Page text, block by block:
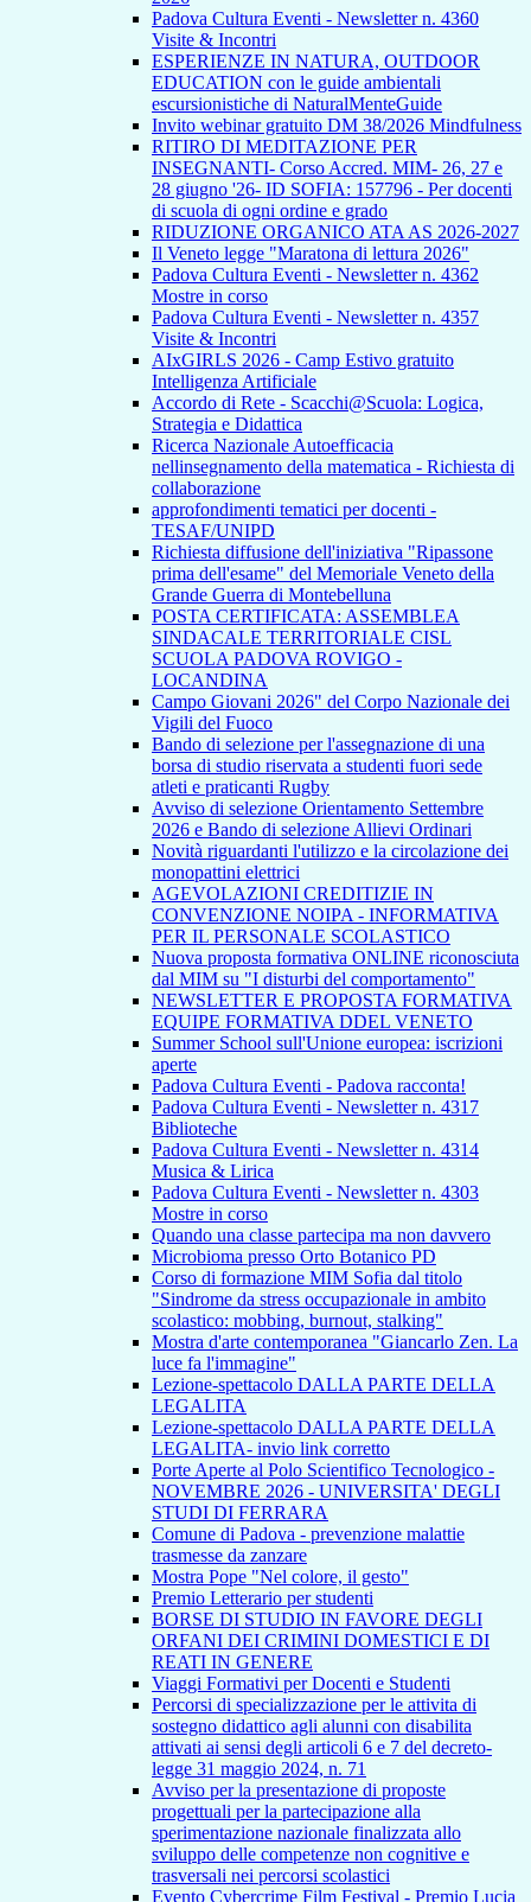
Padova Cultura Eventi - Newsletter n. 4360
Visite & Incontri
ESPERIENZE IN NATURA, OUTDOOR
EDUCATION con le guide ambientali
escursionistiche di NaturalMenteGuide
Invito webinar gratuito DM 38/2026 Mindfulness
RITIRO DI MEDITAZIONE PER
INSEGNANTI- Corso Accred. MIM- 26, 27 e
28 giugno '26- ID SOFIA: 157796 - Per docenti
di scuola di ogni ordine e grado
RIDUZIONE ORGANICO ATA AS 2026-2027
Il Veneto legge "Maratona di lettura 2026"
Padova Cultura Eventi - Newsletter n. 4362
Mostre in corso
Padova Cultura Eventi - Newsletter n. 4357
Visite & Incontri
AIxGIRLS 2026 - Camp Estivo gratuito
Intelligenza Artificiale
Accordo di Rete - Scacchi@Scuola: Logica,
Strategia e Didattica
Ricerca Nazionale Autoefficacia
nellinsegnamento della matematica - Richiesta di
collaborazione
approfondimenti tematici per docenti -
TESAF/UNIPD
Richiesta diffusione dell'iniziativa "Ripassone
prima dell'esame" del Memoriale Veneto della
Grande Guerra di Montebelluna
POSTA CERTIFICATA: ASSEMBLEA
SINDACALE TERRITORIALE CISL
SCUOLA PADOVA ROVIGO -
LOCANDINA
Campo Giovani 2026" del Corpo Nazionale dei
Vigili del Fuoco
Bando di selezione per l'assegnazione di una
borsa di studio riservata a studenti fuori sede
atleti e praticanti Rugby
Avviso di selezione Orientamento Settembre
2026 e Bando di selezione Allievi Ordinari
Novità riguardanti l'utilizzo e la circolazione dei
monopattini elettrici
AGEVOLAZIONI CREDITIZIE IN
CONVENZIONE NOIPA - INFORMATIVA
PER IL PERSONALE SCOLASTICO
Nuova proposta formativa ONLINE riconosciuta
dal MIM su "I disturbi del comportamento"
NEWSLETTER E PROPOSTA FORMATIVA
EQUIPE FORMATIVA DDEL VENETO
Summer School sull'Unione europea: iscrizioni
aperte
Padova Cultura Eventi - Padova racconta!
Padova Cultura Eventi - Newsletter n. 4317
Biblioteche
Padova Cultura Eventi - Newsletter n. 4314
Musica & Lirica
Padova Cultura Eventi - Newsletter n. 4303
Mostre in corso
Quando una classe partecipa ma non davvero
Microbioma presso Orto Botanico PD
Corso di formazione MIM Sofia dal titolo
"Sindrome da stress occupazionale in ambito
scolastico: mobbing, burnout, stalking"
Mostra d'arte contemporanea "Giancarlo Zen. La
luce fa l'immagine"
Lezione-spettacolo DALLA PARTE DELLA
LEGALITA
Lezione-spettacolo DALLA PARTE DELLA
LEGALITA- invio link corretto
Porte Aperte al Polo Scientifico Tecnologico -
NOVEMBRE 2026 - UNIVERSITA' DEGLI
STUDI DI FERRARA
Comune di Padova - prevenzione malattie
trasmesse da zanzare
Mostra Pope "Nel colore, il gesto"
Premio Letterario per studenti
BORSE DI STUDIO IN FAVORE DEGLI
ORFANI DEI CRIMINI DOMESTICI E DI
REATI IN GENERE
Viaggi Formativi per Docenti e Studenti
Percorsi di specializzazione per le attivita di
sostegno didattico agli alunni con disabilita
attivati ai sensi degli articoli 6 e 7 del decreto-
legge 31 maggio 2024, n. 71
Avviso per la presentazione di proposte
progettuali per la partecipazione alla
sperimentazione nazionale finalizzata allo
sviluppo delle competenze non cognitive e
trasversali nei percorsi scolastici
Evento Cybercrime Film Festival - Premio Lucia